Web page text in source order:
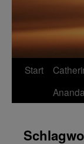
Start
Ananda